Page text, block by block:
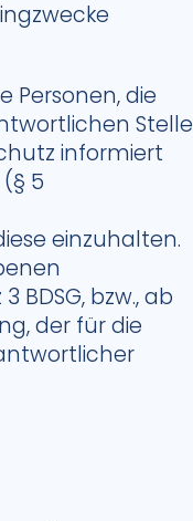
Personen, die
Stelle
informiert
5
einzuhalten.
bzw., ab
der für die